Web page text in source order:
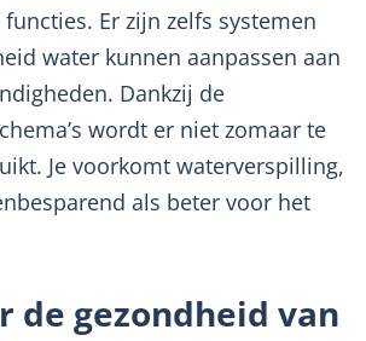
Er zijn zelfs systemen
water kunnen aanpassen aan
Dankzij de
wordt er niet zomaar te
Je voorkomt waterverspilling,
als beter voor het
de gezondheid van